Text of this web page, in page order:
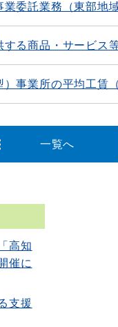
委託業務（東部地
する商品・サービス
事業所の平均工賃
一覧へ
高知
催に
支援